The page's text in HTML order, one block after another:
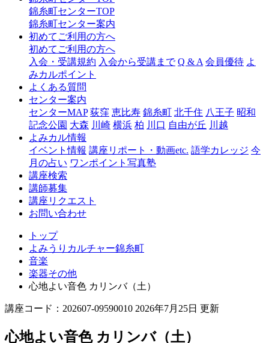
ャ
糸
錦糸町センターTOP
錦糸町センター案内
初めてご利用の方へ
初めてご利用の方へ
入会・受講規約 入会から受講まで Q & A 会員優待 よ
みカルポイント
よくある質問
センター案内
センターMAP 荻窪 恵比寿 錦糸町 北千住 八王子 昭和
記念公園 大森 川崎 横浜 柏 川口 自由が丘 川越
よみカル情報
イベント情報 講座リポート・動画etc. 語学カレッジ 今
月の占い ワンポイント写真塾
講座検索
講師募集
講座リクエスト
お問い合わせ
トップ
よみうりカルチャー錦糸町
音楽
楽器その他
心地よい音色 カリンバ（土）
講座コード：202607-09590010 2026年7月25日 更新
心地よい音色 カリンバ（土）